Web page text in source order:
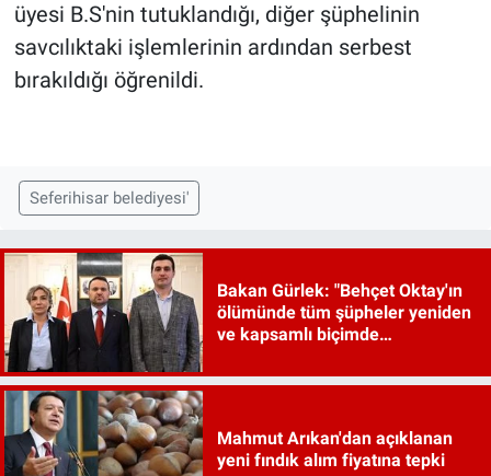
üyesi B.S'nin tutuklandığı, diğer şüphelinin
savcılıktaki işlemlerinin ardından serbest
bırakıldığı öğrenildi.
Seferihisar belediyesi'
Bakan Gürlek: "Behçet Oktay'ın
ölümünde tüm şüpheler yeniden
ve kapsamlı biçimde
Mahmut Arıkan'dan açıklanan
yeni fındık alım fiyatına tepki